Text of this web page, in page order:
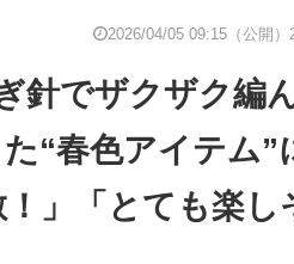
総合サイト
2026/04/05 09:15（公開）
針でザクザク編
春色アイテム”
」「とても楽し